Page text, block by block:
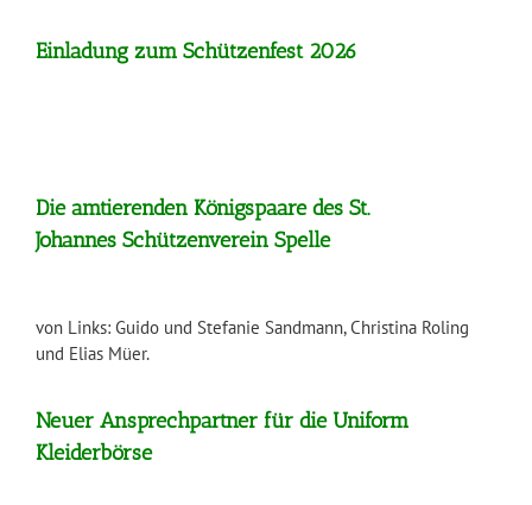
Einladung zum Schützenfest 2026
Die amtierenden Königspaare des St.
Johannes Schützenverein Spelle
von Links: Guido und Stefanie Sandmann, Christina Roling
und Elias Müer.
Neuer Ansprechpartner für die Uniform
Kleiderbörse